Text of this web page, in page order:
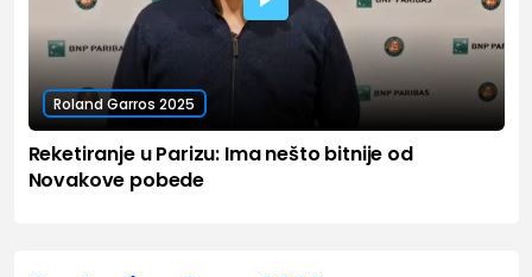
Roland Garros 2025
Reketiranje u Parizu: Ima nešto bitnije od
Novakove pobede